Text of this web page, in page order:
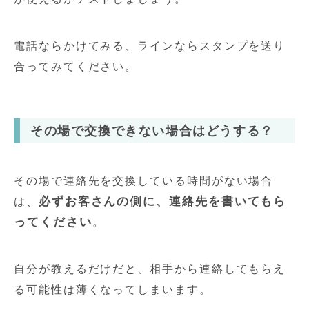
電話ならかけてみる、ラインならスタンプを送り
合ってみてください。
その場で交換できない場合はどうする？
その場で連絡先を交換している時間がない場合
は、 必ずお客さんの側に、連絡先を書いてもら
ってください 。
自分が教えるだけだと、相手から連絡してもらえ
る可能性は薄くなってしまいます。